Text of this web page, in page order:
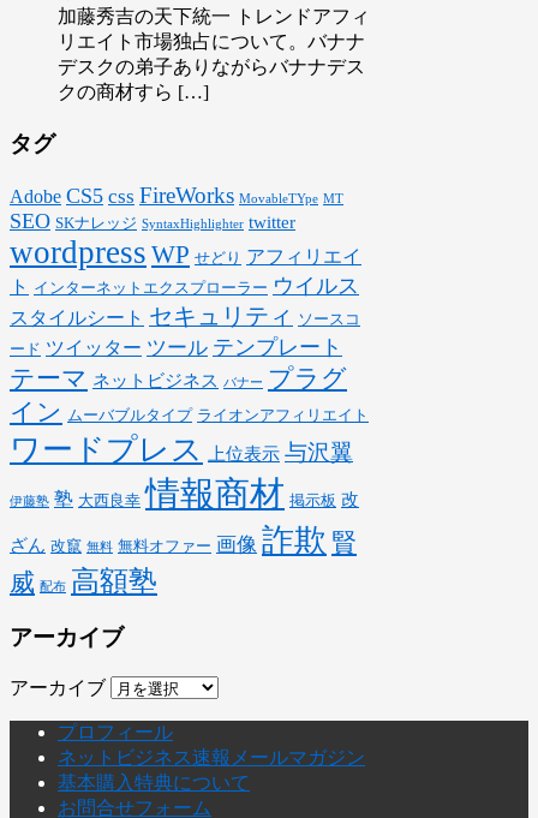
加藤秀吉の天下統一 トレンドアフィ
リエイト市場独占について。バナナ
デスクの弟子ありながらバナナデス
クの商材すら […]
タグ
Adobe CS5 css FireWorks MovableTYpe MT
SEO SKナレッジ SyntaxHighlighter twitter
wordpress WP せどり アフィリエイ
ト
インターネットエクスプローラー ウイルス
スタイルシート セキュリティ
ソースコ
ード ツイッター ツール テンプレート
テーマ ネットビジネス バナー プラグ
イン
ムーバブルタイプ ライオンアフィリエイト
ワードプレス 上位表示 与沢翼
伊藤塾 塾 大西良幸 情報商材 掲示板 改
ざん 改竄 無料 無料オファー 画像 詐欺 賢
威 配布 高額塾
アーカイブ
アーカイブ
プロフィール
ネットビジネス速報メールマガジン
基本購入特典について
お問合せフォーム